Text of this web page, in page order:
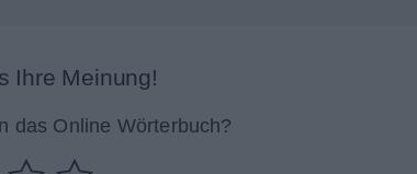
Ihre Meinung!
das Online Wörterbuch?